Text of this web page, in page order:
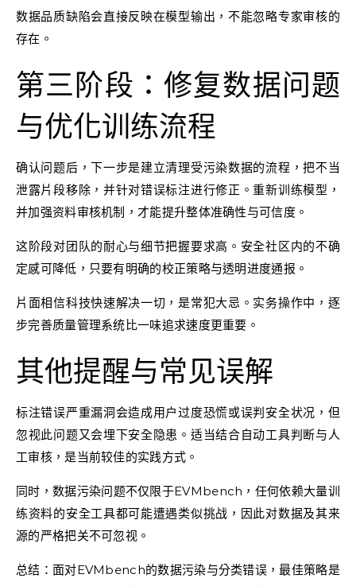
数据品质缺陷会直接反映在模型输出，不能忽略专家审核的
存在。
第三阶段：修复数据问题
与优化训练流程
确认问题后，下一步是建立清理受污染数据的流程，把不当
泄露片段移除，并针对错误标注进行修正。重新训练模型，
并加强资料审核机制，才能提升整体准确性与可信度。
这阶段对团队的耐心与细节把握要求高。安全社区内的不确
定感可降低，只要有明确的校正策略与透明进度通报。
片面相信科技快速解决一切，是常犯大忌。实务操作中，逐
步完善质量管理系统比一味追求速度更重要。
其他提醒与常见误解
标注错误严重漏洞会造成用户过度恐慌或误判安全状况，但
忽视此问题又会埋下安全隐患。适当结合自动工具判断与人
工审核，是当前较佳的实践方式。
同时，数据污染问题不仅限于EVMbench，任何依赖大量训
练资料的安全工具都可能遭遇类似挑战，因此对数据及其来
源的严格把关不可忽视。
总结：面对EVMbench的数据污染与分类错误，最佳策略是